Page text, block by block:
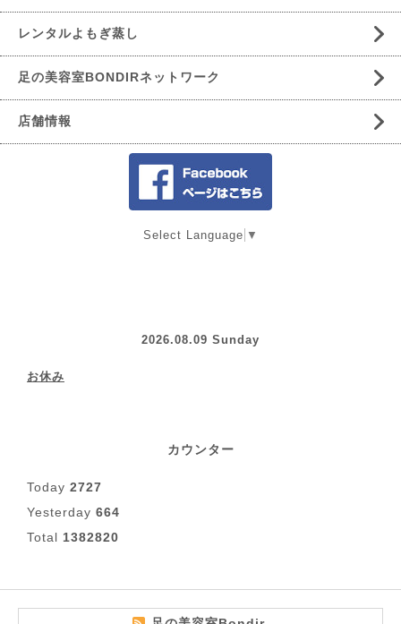
レンタルよもぎ蒸し
足の美容室BONDIRネットワーク
店舗情報
Select Language ▼
2026.08.09 Sunday
お休み
カウンター
Today 2727
Yesterday 664
Total 1382820